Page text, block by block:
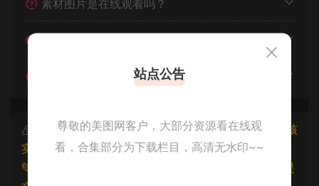
素材图片是在线观看吗？
遇见其他问题怎么办？
本文资源仅供个人参考学习，请勿批量搬运，一经核
实将封禁账号权限！
💚本文资源均来源网友分享，若侵犯了您的权益可以提
站点公告
尊敬的美图网客户，大部分资源看在线观
看，合集部分为下载栏目，高清无水印~~